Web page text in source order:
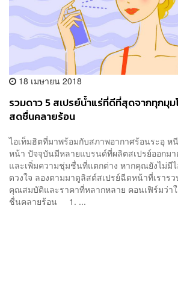
18 เมษายน 2018
รวมดาว 5 สเปรย์น้ำแร่ที่ดีที่สุดจากทุกมุ
สดชื่นคลายร้อน
ไอเท็มฮิตที่มาพร้อมกับสภาพอากาศร้อนระอุ ห
หน้า ปัจจุบันมีหลายแบรนด์ที่ผลิตสเปรย์ออกมา
และเพิ่มความชุ่มชื่นที่แตกต่าง หากคุณยังไม่มีไ
ดวงใจ ลองตามมาดูลิสต์สเปรย์ฉีดหน้าที่เราร
คุณสมบัติและราคาที่หลากหลาย คอนเฟิร์มว่
ชื่นคลายร้อน 1. ...